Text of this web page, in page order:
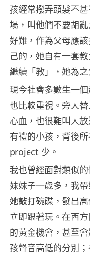
孩經常撥弄頭髮不
場，叫他們不要胡
好難，作為父母應
己的，她自有一套
繼續「教」，她為
現今社會多數生一
也比較重視。旁人
心血，也很難叫人
有禮的小孩，背後
project 少。
我也曾經面對類似
妹妹子一歲多，我
她敲打碗碟，發出
立即跟著玩。在西
的黃金機會，甚至
孩聲音高低的分別